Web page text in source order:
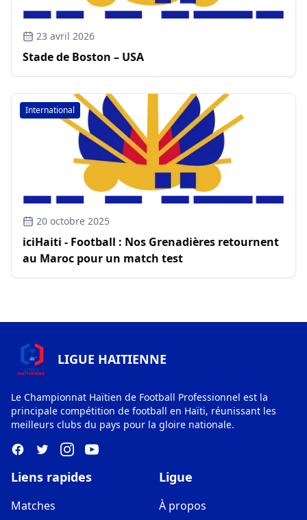
23 avril 2026
Stade de Boston – USA
International
20 octobre 2025
iciHaiti - Football : Nos Grenadières retournent
au Maroc pour un match test
LIGUE HAITIENNE
Le Championnat Haïtien de Football Professionnel est la
principale compétition de football en Haïti, réunissant les
meilleurs clubs du pays pour la gloire nationale.
Liens rapides
Matches
Ligue
À propos